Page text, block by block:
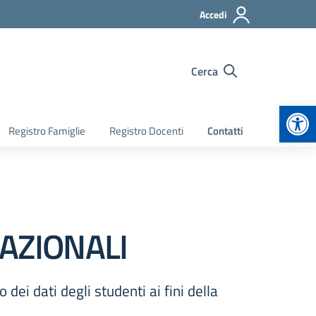
Accedi
Cerca
Registro Famiglie Registro Docenti Contatti
dei dati degli studenti ai fini della